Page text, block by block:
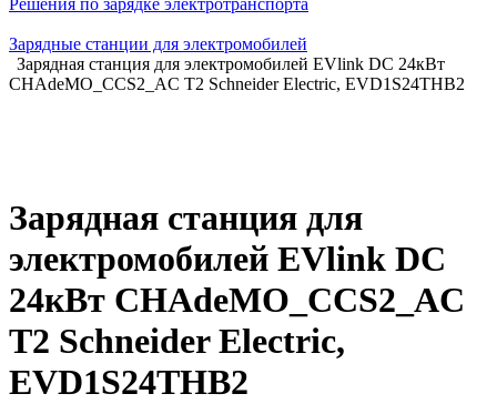
Решения по зарядке электротранспорта
Зарядные станции для электромобилей
Зарядная станция для электромобилей EVlink DC 24кВт
CHAdeMO_CCS2_AC T2 Schneider Electric, EVD1S24THB2
Зарядная станция для
электромобилей EVlink DC
24кВт CHAdeMO_CCS2_AC
T2 Schneider Electric,
EVD1S24THB2